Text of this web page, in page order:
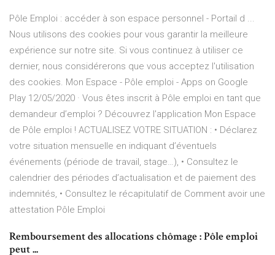
Pôle Emploi : accéder à son espace personnel - Portail d ...
Nous utilisons des cookies pour vous garantir la meilleure
expérience sur notre site. Si vous continuez à utiliser ce
dernier, nous considérerons que vous acceptez l'utilisation
des cookies. Mon Espace - Pôle emploi - Apps on Google
Play 12/05/2020 · Vous êtes inscrit à Pôle emploi en tant que
demandeur d’emploi ? Découvrez l'application Mon Espace
de Pôle emploi ! ACTUALISEZ VOTRE SITUATION : • Déclarez
votre situation mensuelle en indiquant d’éventuels
événements (période de travail, stage…), • Consultez le
calendrier des périodes d’actualisation et de paiement des
indemnités, • Consultez le récapitulatif de Comment avoir une
attestation Pôle Emploi
Remboursement des allocations chômage : Pôle emploi
peut ...